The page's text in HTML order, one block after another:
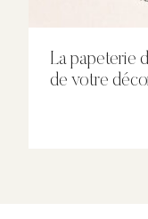
La papeterie
de votre